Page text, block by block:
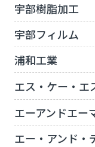
宇部樹脂加工
宇部フィルム
浦和工業
エス・ケー・エ
エーアンドエー
エー・アンド・